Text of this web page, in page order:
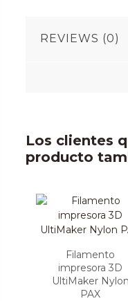
REVIEWS (0)
Los clientes
producto
Filamento
impresora 3D
UltiMaker Nylon
PAX